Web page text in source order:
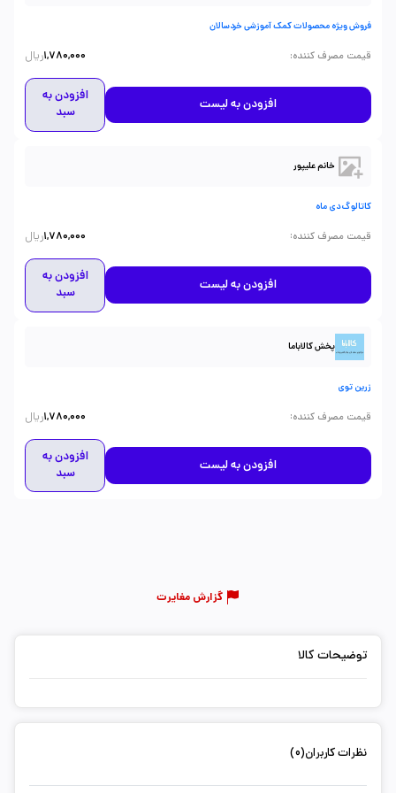
فروش ویژه محصولات کمک آموزشی خردسالان
قیمت مصرف کننده:
1,780,000ریال
افزودن به لیست
افزودن به
سبد
خانم علیپور
کاتالوگ دی ماه
قیمت مصرف کننده:
1,780,000ریال
افزودن به لیست
افزودن به
سبد
پخش کالاباما
زرین توی
قیمت مصرف کننده:
1,780,000ریال
افزودن به لیست
افزودن به
سبد
گزارش مغایرت
توضیحات کالا
نظرات کاربران(0)